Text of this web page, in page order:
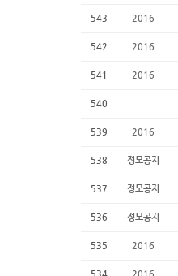
543 2016
542 2016
541 2016
540
539 2016
538 정모공지
537 정모공지
536 정모공지
535 2016